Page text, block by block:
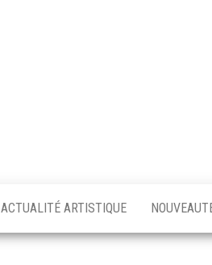
ACTUALITÉ ARTISTIQUE